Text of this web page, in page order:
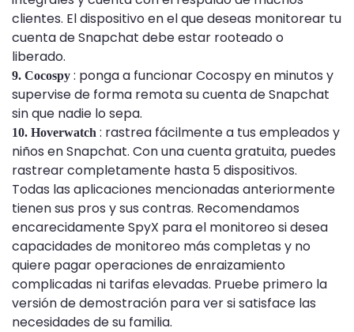
clientes. El dispositivo en el que deseas monitorear tu
cuenta de Snapchat debe estar rooteado o
liberado.
9. Cocospy : ponga a funcionar Cocospy en minutos y
supervise de forma remota su cuenta de Snapchat
sin que nadie lo sepa.
10. Hoverwatch : rastrea fácilmente a tus empleados y
niños en Snapchat. Con una cuenta gratuita, puedes
rastrear completamente hasta 5 dispositivos.
Todas las aplicaciones mencionadas anteriormente
tienen sus pros y sus contras. Recomendamos
encarecidamente SpyX para el monitoreo si desea
capacidades de monitoreo más completas y no
quiere pagar operaciones de enraizamiento
complicadas ni tarifas elevadas. Pruebe primero la
versión de demostración para ver si satisface las
necesidades de su familia.